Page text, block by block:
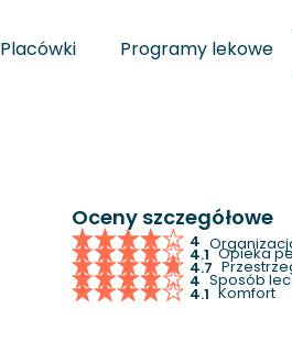
Placówki Programy lekowe
Oceny szczegółowe
4
4.1 Opieka
4.7
4 Sposób
4.1 Komfort